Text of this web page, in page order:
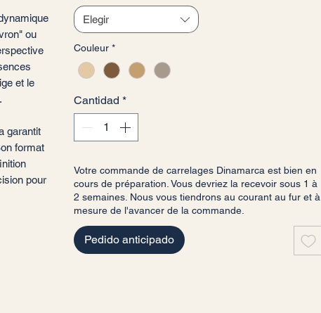
ou
et le
garantit
format
pour
Elegir
Couleur *
Cantidad *
Votre commande de carrelages Dinamarca est bien en
cours de préparation. Vous devriez la recevoir sous 1 à
2 semaines. Nous vous tiendrons au courant au fur et à
mesure de l'avancer de la commande.
Pedido anticipado